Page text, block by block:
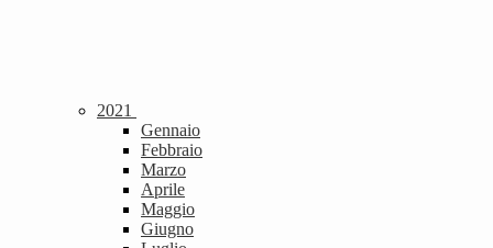
2021
Gennaio
Febbraio
Marzo
Aprile
Maggio
Giugno